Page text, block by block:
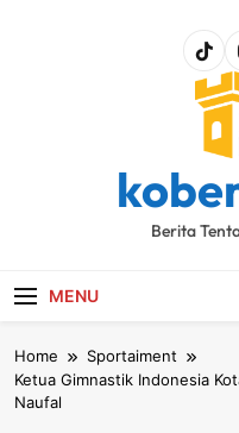
Berita
MENU
Home
Sportaiment
Ketua Gimnastik Indonesia
Naufal